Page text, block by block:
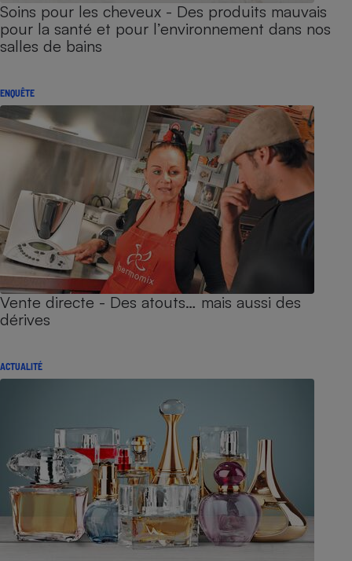
Soins pour les cheveux - Des produits mauvais
pour la santé et pour l’environnement dans nos
salles de bains
ENQUÊTE
Vente directe - Des atouts… mais aussi des
dérives
ACTUALITÉ